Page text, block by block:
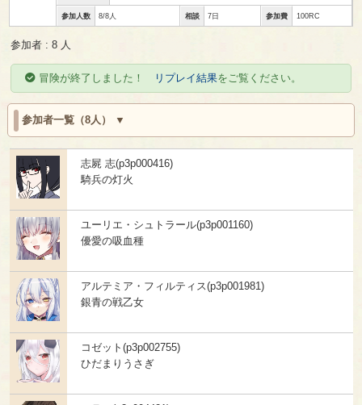
参加人数 8/8人 相談 7日 参加費 100RC
参加者 : 8 人
冒険が終了しました！ リプレイ結果をご覧ください。
参加者一覧（8人）
志屍 志(p3p000416)
騎兵の灯火
ユーリエ・シュトラール(p3p001160)
優愛の吸血種
アルテミア・フィルティス(p3p001981)
銀青の戦乙女
コゼット(p3p002755)
ひだまりうさぎ